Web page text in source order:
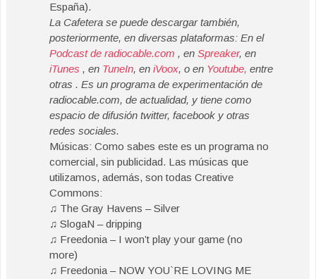
España).
La Cafetera se puede descargar también,
posteriormente, en diversas plataformas: En el
Podcast de radiocable.com , en Spreaker, en
iTunes , en TuneIn, en iVoox, o en Youtube, entre
otras . Es un programa de experimentación de
radiocable.com, de actualidad, y tiene como
espacio de difusión twitter, facebook y otras
redes sociales.
Músicas: Como sabes este es un programa no
comercial, sin publicidad. Las músicas que
utilizamos, además, son todas Creative
Commons:
♫ The Gray Havens – Silver
♫ SlogaN – dripping
♫ Freedonia – I won’t play your game (no
more)
♫ Freedonia – NOW YOU`RE LOVING ME